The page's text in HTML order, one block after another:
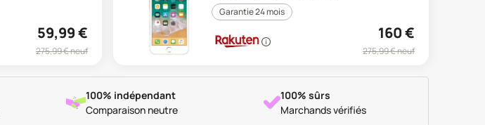
59,99€
275,99€ neuf
Garantie 24 mois
160€
275,99€ neuf
100% indépendant
Comparaison neutre
100% sûrs
Marchands vérifiés